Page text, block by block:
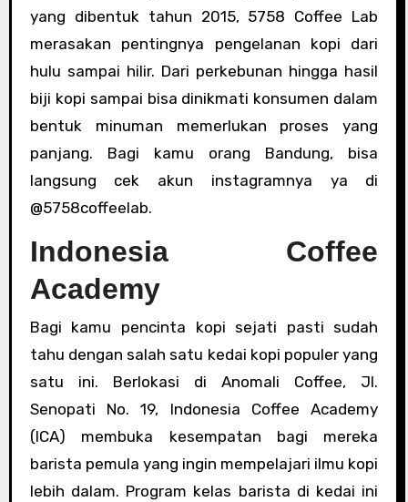
yang dibentuk tahun 2015, 5758 Coffee Lab
merasakan pentingnya pengelanan kopi dari
hulu sampai hilir. Dari perkebunan hingga hasil
biji kopi sampai bisa dinikmati konsumen dalam
bentuk minuman memerlukan proses yang
panjang. Bagi kamu orang Bandung, bisa
langsung cek akun instagramnya ya di
@5758coffeelab.
Indonesia Coffee
Academy
Bagi kamu pencinta kopi sejati pasti sudah
tahu dengan salah satu kedai kopi populer yang
satu ini. Berlokasi di Anomali Coffee, Jl.
Senopati No. 19, Indonesia Coffee Academy
(ICA) membuka kesempatan bagi mereka
barista pemula yang ingin mempelajari ilmu kopi
lebih dalam. Program kelas barista di kedai ini